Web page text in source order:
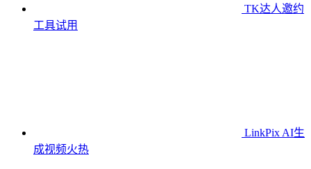
TK达人邀约
工具试用
LinkPix AI生
成视频火热